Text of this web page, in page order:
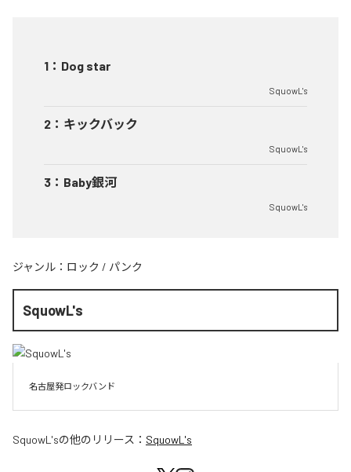
1 ： Dog star
SquowL's
2 ： キックバック
SquowL's
3 ： Baby銀河
SquowL's
ジャンル： ロック / パンク
SquowL's
名古屋発ロックバンド
SquowL'sの他のリリース： SquowL's